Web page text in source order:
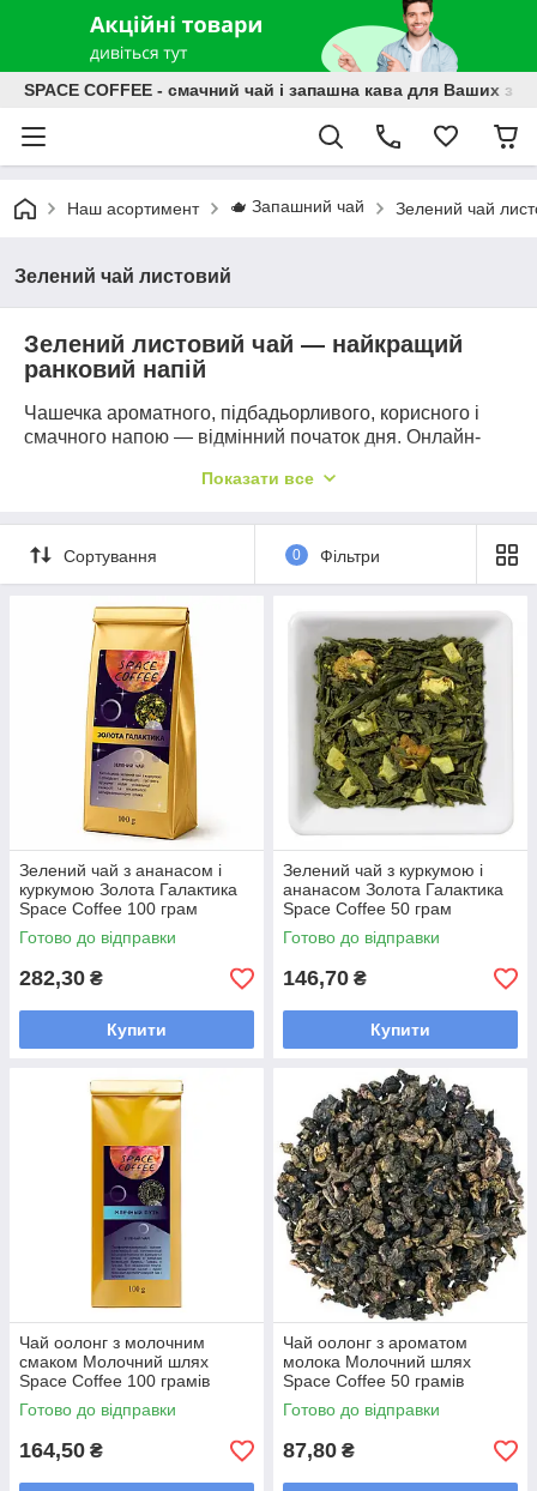
SPACE COFFEE - смачний чай і запашна кава для Ваших
Наш асортимент 🫖 Запашний чай Зелений чай
Зелений чай листовий
Зелений листовий чай — найкращий
ранковий напій
Чашечка ароматного, підбадьорливого, корисного і
смачного напою — відмінний початок дня. Онлайн-
насолоджуватися кращими сортами зеленого чаю,
бленди з різноманітними добавками пелюстків троянд,
лотоса, пряних трав і фруктів.
Не можете підібрати потрібний варіант зеленого
листового чаю?
Напишіть нам Viber або Telegram, і наші менеджери з
радістю допоможуть Вам.
Показати все
Сортування 0 Фільтри
Зелений чай з ананасом і
куркумою Золота Галактика
Space Coffee 100 грам
Готово до відправки
282,30 ₴
Купити
Зелений чай з куркумою і
ананасом Золота Галактика
Space Coffee 50 грам
Готово до відправки
146,70 ₴
Купити
Чай оолонг з молочним
смаком Молочний шлях
Space Coffee 100 грамів
Готово до відправки
164,50 ₴
Чай оолонг з ароматом
молока Молочний шлях
Space Coffee 50 грамів
Готово до відправки
87,80 ₴